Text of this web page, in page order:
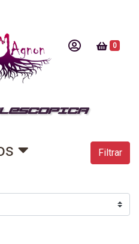
0
Filtrar